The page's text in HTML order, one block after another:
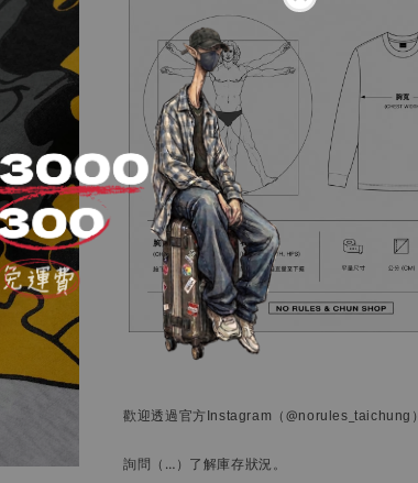
歡迎透過官方Instagram （@norules_taichung）
詢問 （…） 了解庫存狀況。